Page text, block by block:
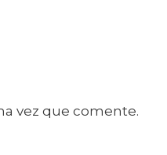
vez que comente.